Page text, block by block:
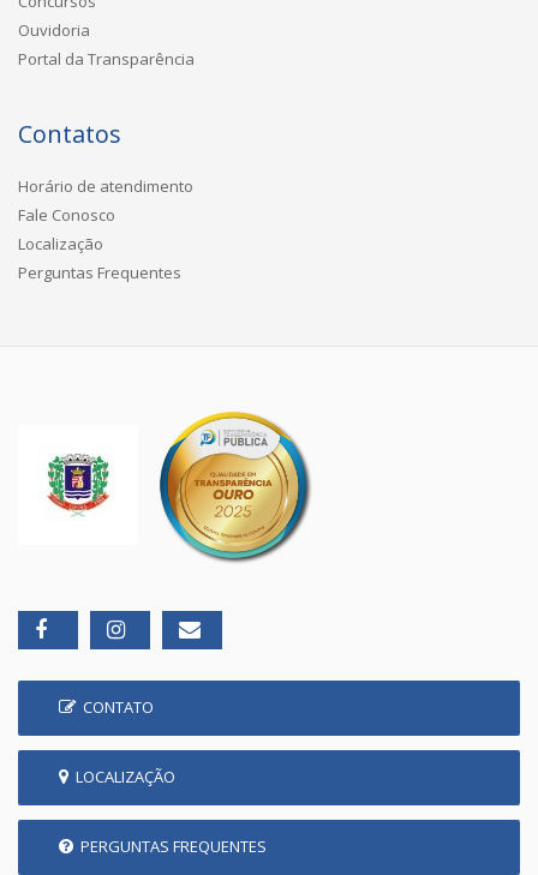
Ouvidoria
Portal da Transparência
Contatos
Horário de atendimento
Fale Conosco
Localização
Perguntas Frequentes
CONTATO
LOCALIZAÇÃO
PERGUNTAS FREQUENTES